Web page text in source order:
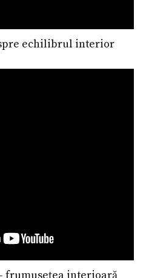
echilibrul interior